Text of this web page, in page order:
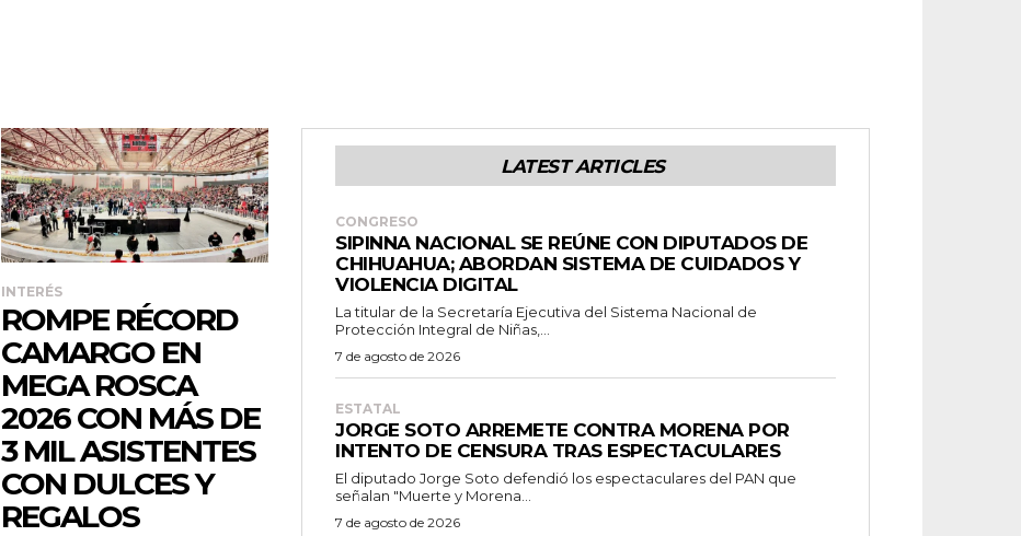
INTERÉS
ROMPE RÉCORD
CAMARGO EN
MEGA ROSCA
2026 CON MÁS DE
3 MIL ASISTENTES
CON DULCES Y
REGALOS
LATEST ARTICLES
CONGRESO
SIPINNA NACIONAL SE REÚNE CON DIPUTADOS DE
CHIHUAHUA; ABORDAN SISTEMA DE CUIDADOS Y
VIOLENCIA DIGITAL
La titular de la Secretaría Ejecutiva del Sistema Nacional de
Protección Integral de Niñas,...
7 de agosto de 2026
ESTATAL
JORGE SOTO ARREMETE CONTRA MORENA POR
INTENTO DE CENSURA TRAS ESPECTACULARES
El diputado Jorge Soto defendió los espectaculares del PAN que
señalan "Muerte y Morena...
7 de agosto de 2026